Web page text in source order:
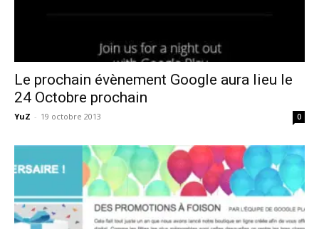
Le prochain évènement Google aura lieu le
24 Octobre prochain
YuZ - 19 octobre 2013 0